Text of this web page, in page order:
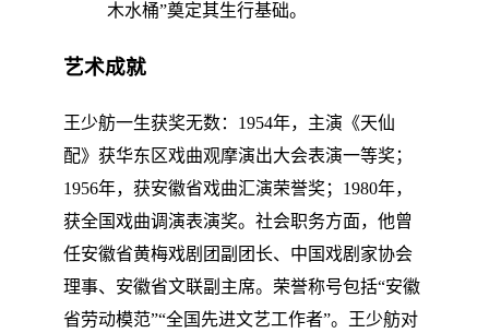
木水桶”奠定其生行基础。
艺术成就
王少舫一生获奖无数：1954年，主演《天仙
配》获华东区戏曲观摩演出大会表演一等奖；
1956年，获安徽省戏曲汇演荣誉奖；1980年，
获全国戏曲调演表演奖。社会职务方面，他曾
任安徽省黄梅戏剧团副团长、中国戏剧家协会
理事、安徽省文联副主席。荣誉称号包括“安徽
省劳动模范”“全国先进文艺工作者”。王少舫对